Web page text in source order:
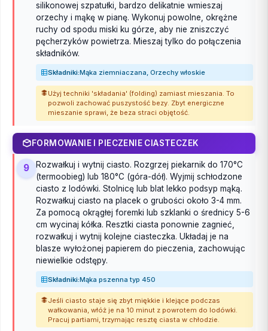
silikonowej szpatułki, bardzo delikatnie wmieszaj
orzechy i mąkę w pianę. Wykonuj powolne, okrężne
ruchy od spodu miski ku górze, aby nie zniszczyć
pęcherzyków powietrza. Mieszaj tylko do połączenia
składników.
Składniki:Mąka ziemniaczana, Orzechy włoskie
Użyj techniki 'składania' (folding) zamiast mieszania. To
pozwoli zachować puszystość bezy. Zbyt energiczne
mieszanie sprawi, że beza straci objętość.
FORMOWANIE I PIECZENIE CIASTECZEK
9
Rozwałkuj i wytnij ciasto. Rozgrzej piekarnik do 170°C
(termoobieg) lub 180°C (góra-dół). Wyjmij schłodzone
ciasto z lodówki. Stolnicę lub blat lekko podsyp mąką.
Rozwałkuj ciasto na placek o grubości około 3-4 mm.
Za pomocą okrągłej foremki lub szklanki o średnicy 5-6
cm wycinaj kółka. Resztki ciasta ponownie zagnieć,
rozwałkuj i wytnij kolejne ciasteczka. Układaj je na
blasze wyłożonej papierem do pieczenia, zachowując
niewielkie odstępy.
Składniki:Mąka pszenna typ 450
Jeśli ciasto staje się zbyt miękkie i klejące podczas
wałkowania, włóż je na 10 minut z powrotem do lodówki.
Pracuj partiami, trzymając resztę ciasta w chłodzie.